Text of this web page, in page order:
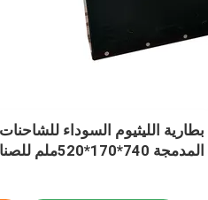
بطارية الليثيوم السوداء
المدمجة 740*170*520ملم للصناعة